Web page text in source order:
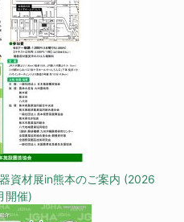
資材展in熊本のご案内 (2026
開催)